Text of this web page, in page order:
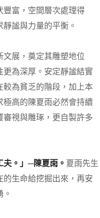
富，空間層次處理得
謐與力量的平衡。
展，奠定其雕塑地位
為深厚。安定靜謐結實
為貧乏的階段，加上本
高的陳夏雨必然會持續
視與雕琢，更自製許多
夫。」─陳夏雨。 夏雨先生
生命給挖掘出來，再安